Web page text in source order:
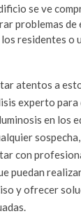
se ve
problemas de
residentes o
atentos a
experto
en los
sospecha,
con
puedan
y ofrecer